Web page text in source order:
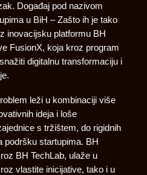
Događaj pod nazivom
u BiH – Zašto ih je tako
inovacijsku platformu BH
FusionX, koja kroz program
digitalnu transformaciju i
leži u kombinaciji više
ideja i loše
s tržištem, do rigidnih
podršku startupima. BH
BH TechLab, ulaže u
vlastite inicijative, tako i u